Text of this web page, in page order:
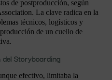
de postproducción, según
La clave radica en la
técnicos, logísticos y
de un cuello de
del Storyboarding
efectivo, limitaba la